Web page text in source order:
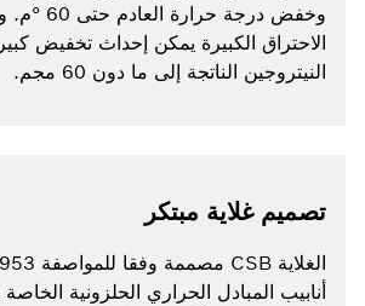
وخفض درجة
الاحتراق الكبيرة يمكن إحداث تخفيض كبير
النيتروجين الناتجة إلى ما دون 60 مجم.
تصميم غلاية مبتكر
أنابيب المبادل الحراري الحلزونية